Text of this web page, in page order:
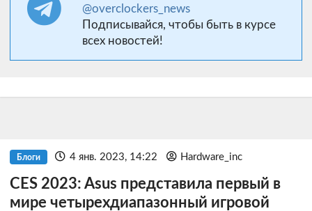
@overclockers_news
Подписывайся, чтобы быть в курсе
всех новостей!
Блоги 4 янв. 2023, 14:22 Hardware_inc
CES 2023: Asus представила первый в
мире четырехдиапазонный игровой